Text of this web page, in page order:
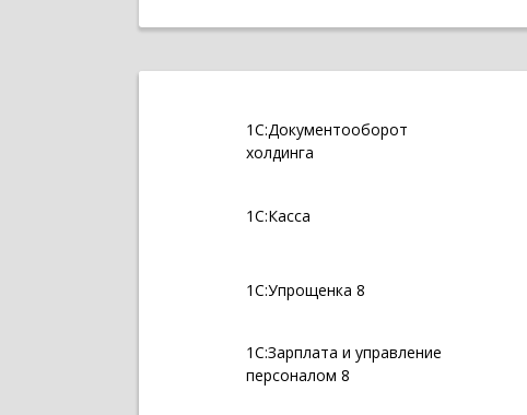
1С:Документооборот
холдинга
1С:Касса
1С:Упрощенка 8
1С:Зарплата и управление
персоналом 8